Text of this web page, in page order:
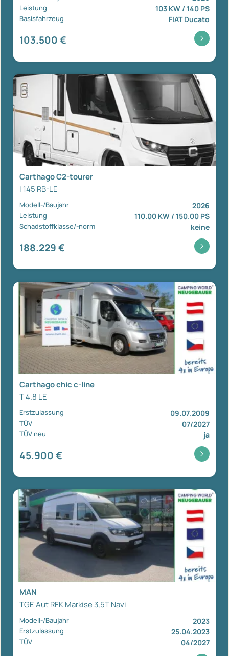
Leistung 103 KW / 140 PS
Basisfahrzeug FIAT Ducato
103.500 €
Carthago C2-tourer
I 145 RB-LE
Modell-/Baujahr 2026
Leistung 110.00 KW / 150.00 PS
Schadstoffklasse/-norm keine
188.229 €
Carthago chic c-line
T 4.8 LE
Erstzulassung 09.07.2009
TÜV 07/2027
TÜV neu ja
45.900 €
MAN
TGE Aut RFK Markise 3,5T Navi
Modell-/Baujahr 2023
Erstzulassung 25.04.2023
TÜV 04/2027